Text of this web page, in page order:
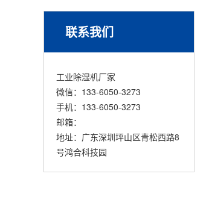
联系我们
工业除湿机厂家
微信：133-6050-3273
手机：133-6050-3273
邮箱：
地址：广东深圳坪山区青松西路8
号鸿合科技园